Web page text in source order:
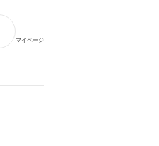
マイページ